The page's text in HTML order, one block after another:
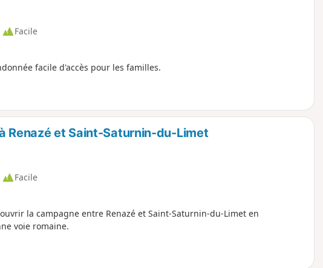
Facile
facile d'accès pour les familles.
Renazé et Saint-Saturnin-du-Limet
Facile
la campagne entre Renazé et Saint-Saturnin-du-Limet en
voie romaine.